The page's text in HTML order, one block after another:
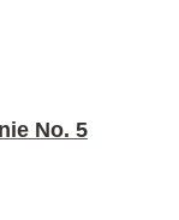
No. 5